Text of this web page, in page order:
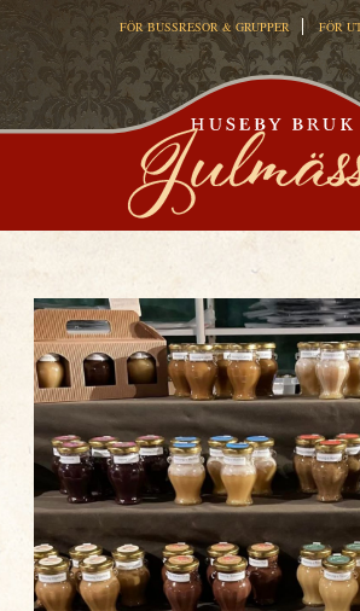
FÖR BUSSRESOR & GRUPPER FÖR